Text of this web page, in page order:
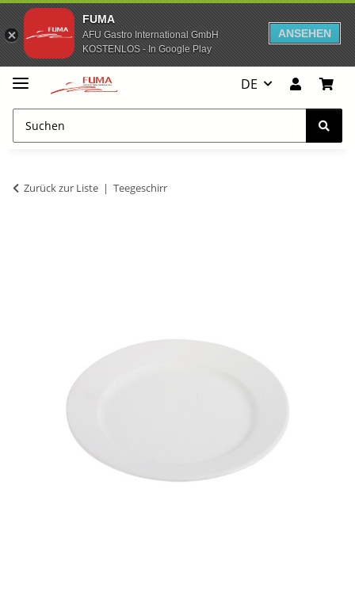
FUMA
AFU Gastro International GmbH
KOSTENLOS - In Google Play
ANSEHEN
DE
Zurück zur Liste Teegeschirr